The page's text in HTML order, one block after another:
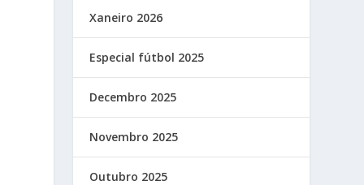
Xaneiro 2026
Especial fútbol 2025
Decembro 2025
Novembro 2025
Outubro 2025